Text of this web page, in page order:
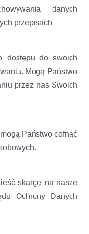
danych
przepisach.
dostępu do swoich
Mogą Państwo
przez nas Swoich
Państwo cofnąć
skargę na nasze
Ochrony Danych